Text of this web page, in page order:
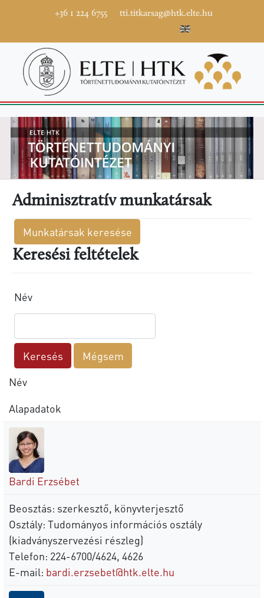
+36 1 224 6755 tti.titkarsag@htk.elte.hu
Adminisztratív munkatársak
Munkatársak keresése
Keresési feltételek
Név
Név
Alapadatok
Bardi Erzsébet
Beosztás: szerkesztő, könyvterjesztő
Osztály: Tudományos információs osztály
(kiadványszervezési részleg)
Telefon: 224-6700/4624, 4626
E-mail: bardi.erzsebet@htk.elte.hu